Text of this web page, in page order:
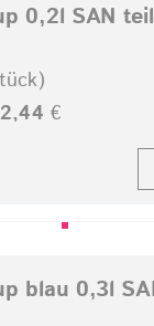
0,2l SAN
2,44 €
blau 0,3l